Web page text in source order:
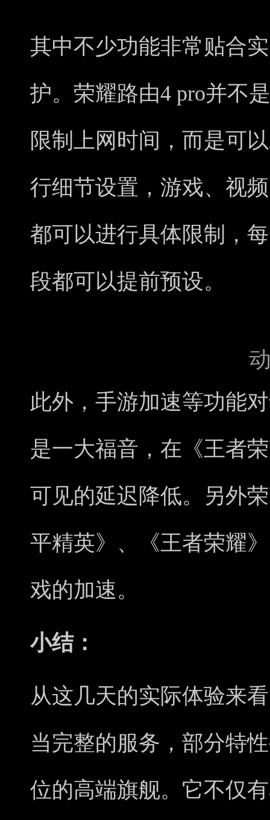
其中不少功能非常贴合
护。荣耀路由4 pro并不
限制上网时间，而是可
行细节设置，游戏、视
都可以进行具体限制，
段都可以提前预设。
此外，手游加速等功能
是一大福音，在《王者
可见的延迟降低。另外
平精英》、《王者荣耀
戏的加速。
小结：
从这几天的实际体验来
当完整的服务，部分特
位的高端旗舰。它不仅